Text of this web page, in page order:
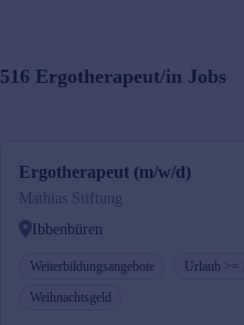
516 Ergotherapeut/in Jobs
Ergotherapeut (m/w/d)
Mathias Stiftung
Ibbenbüren
Weiterbildungsangebote Urlaub >=
Weihnachtsgeld